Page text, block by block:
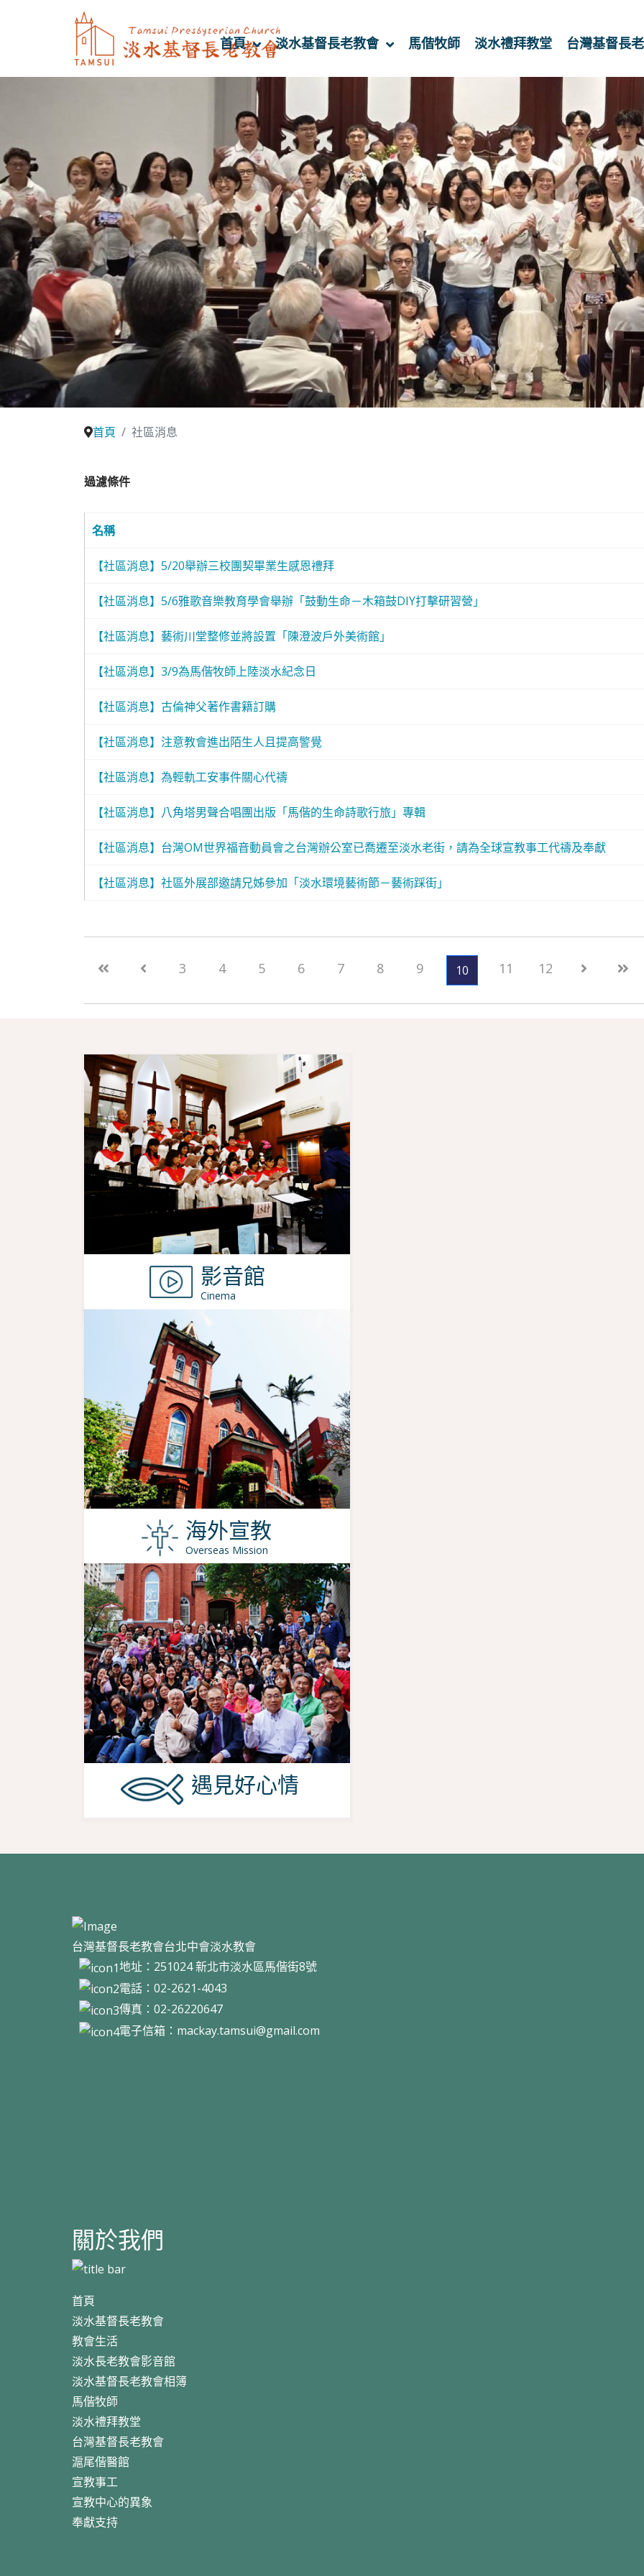
首頁 淡水基督長老教會 馬偕牧師 淡水禮拜教堂 台灣基督長
首頁 社區消息
過濾條件
名稱
【社區消息】5/20舉辦三校團契畢業生感恩禮拜
【社區消息】5/6雅歌音樂教育學會舉辦「鼓動生命－木箱鼓DIY打擊研習營」
【社區消息】藝術川堂整修並將設置「陳澄波戶外美術館」
【社區消息】3/9為馬偕牧師上陸淡水紀念日
【社區消息】古倫神父著作書籍訂購
【社區消息】注意教會進出陌生人且提高警覺
【社區消息】為輕軌工安事件關心代禱
【社區消息】八角塔男聲合唱團出版「馬偕的生命詩歌行旅」專輯
【社區消息】台灣OM世界福音動員會之台灣辦公室已喬遷至淡水老街，請為全球宣教事工代禱及奉獻
【社區消息】社區外展部邀請兄姊參加「淡水環境藝術節－藝術踩街」
3 4 5 6 7 8 9 10 11 12
影音館
Cinema
海外宣教
Overseas Mission
遇見好心情
台灣基督長老教會台北中會淡水教會
地址：251024 新北市淡水區馬偕街8號
電話：02-2621-4043
傳真：02-26220647
電子信箱： mackay.tamsui@gmail.com
關於我們
首頁
淡水基督長老教會
教會生活
淡水長老教會影音館
淡水基督長老教會相簿
馬偕牧師
淡水禮拜教堂
台灣基督長老教會
滬尾偕醫館
宣教事工
宣教中心的異象
奉獻支持